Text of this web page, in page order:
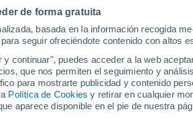
de forma gratuita
basada en la información recogida
seguir ofreciéndote contenido con altos
y continuar", puedes acceder a la web
que nos permiten el seguimiento y
para mostrarte publicidad y contenido
Política de Cookies y retirar en cualquier
aparece disponible en el pie de nuestra
de Durazno
en el
Todo el día Símbolo